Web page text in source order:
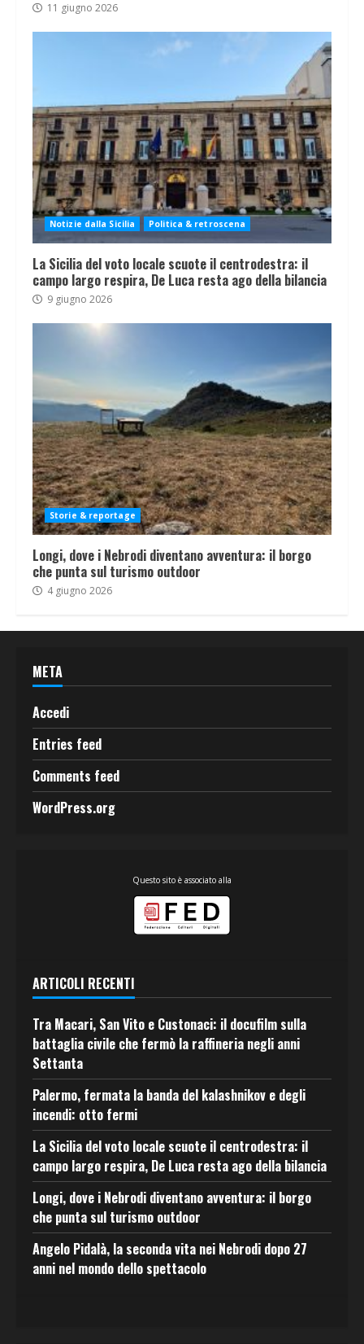
11 giugno 2026
Notizie dalla Sicilia Politica & retroscena
La Sicilia del voto locale scuote il centrodestra: il
campo largo respira, De Luca resta ago della bilancia
9 giugno 2026
Storie & reportage
Longi, dove i Nebrodi diventano avventura: il borgo
che punta sul turismo outdoor
4 giugno 2026
META
Accedi
Entries feed
Comments feed
WordPress.org
Questo sito è associato alla
ARTICOLI RECENTI
Tra Macari, San Vito e Custonaci: il docufilm sulla
battaglia civile che fermò la raffineria negli anni
Settanta
Palermo, fermata la banda del kalashnikov e degli
incendi: otto fermi
La Sicilia del voto locale scuote il centrodestra: il
campo largo respira, De Luca resta ago della bilancia
Longi, dove i Nebrodi diventano avventura: il borgo
che punta sul turismo outdoor
Angelo Pidalà, la seconda vita nei Nebrodi dopo 27
anni nel mondo dello spettacolo